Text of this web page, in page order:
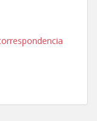
tiene miedo a la